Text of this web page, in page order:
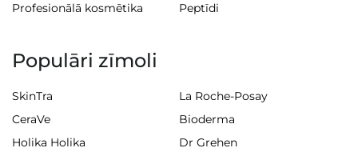
Profesionālā kosmētika
Peptīdi
Populāri zīmoli
SkinTra
La Roche-Posay
CeraVe
Bioderma
Holika Holika
Dr Grehen